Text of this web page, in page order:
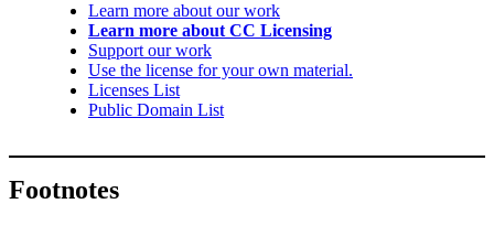
Learn more about our work
Learn more about CC Licensing
Support our work
Use the license for your own material.
Licenses List
Public Domain List
Footnotes